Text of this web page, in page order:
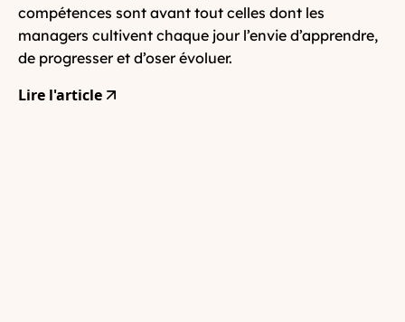
compétences sont avant tout celles dont les
managers cultivent chaque jour l’envie d’apprendre,
de progresser et d’oser évoluer.
Lire l'article